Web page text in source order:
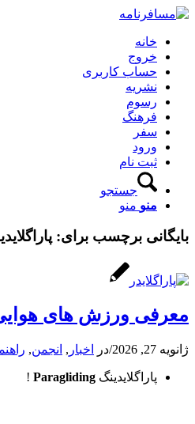
خانه
خروج
حساب کاربری
نشریه
رسوم
فرهنگ
سفر
ورود
ثبت نام
جستجو
منو منو
بایگانی برچسب برای:
معرفی ورزش های
ژانویه 27, 2026 /در اخبار , انجمن,
پاراگلایدینگ Paragliding
!